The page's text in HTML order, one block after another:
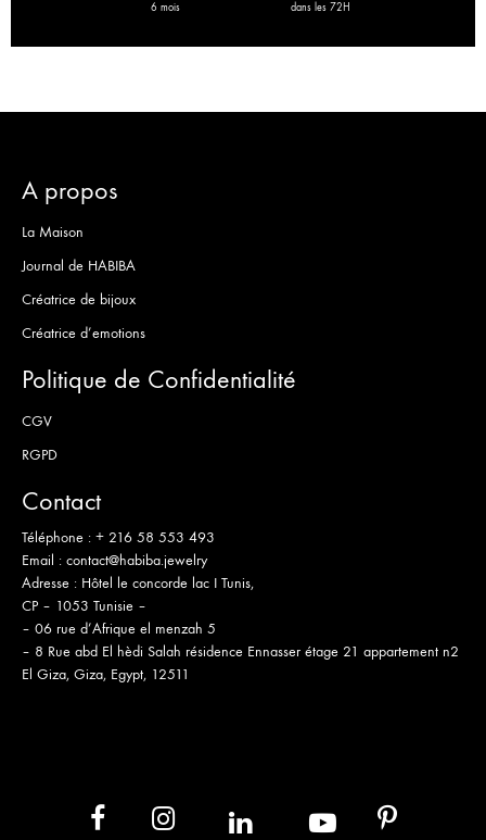
6 mois
dans les 72H
A propos
La Maison
Journal de HABIBA
Créatrice de bijoux
Créatrice d’emotions
Politique de Confidentialité
CGV
RGPD
Contact
Téléphone : + 216 58 553 493
Email : contact@habiba.jewelry
Adresse : Hôtel le concorde lac I Tunis,
CP – 1053 Tunisie –
– 06 rue d’Afrique el menzah 5
– 8 Rue abd El hèdi Salah résidence Ennasser étage 21 appartement n2
El Giza, Giza, Egypt, 12511